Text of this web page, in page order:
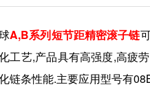
A,B系列短节距精密滚子链
工艺,产品具有高强度,高疲
链条性能.主要应用型号有